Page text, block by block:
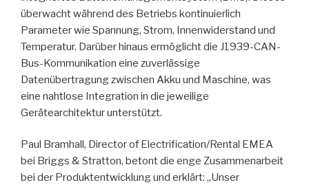
überwacht während des Betriebs kontinuierlich
Parameter wie Spannung, Strom, Innenwiderstand und
Temperatur. Darüber hinaus ermöglicht die J1939-CAN-
Bus-Kommunikation eine zuverlässige
Datenübertragung zwischen Akku und Maschine, was
eine nahtlose Integration in die jeweilige
Gerätearchitektur unterstützt.
Paul Bramhall, Director of Electrification/Rental EMEA
bei Briggs & Stratton, betont die enge Zusammenarbeit
bei der Produktentwicklung und erklärt: „Unser